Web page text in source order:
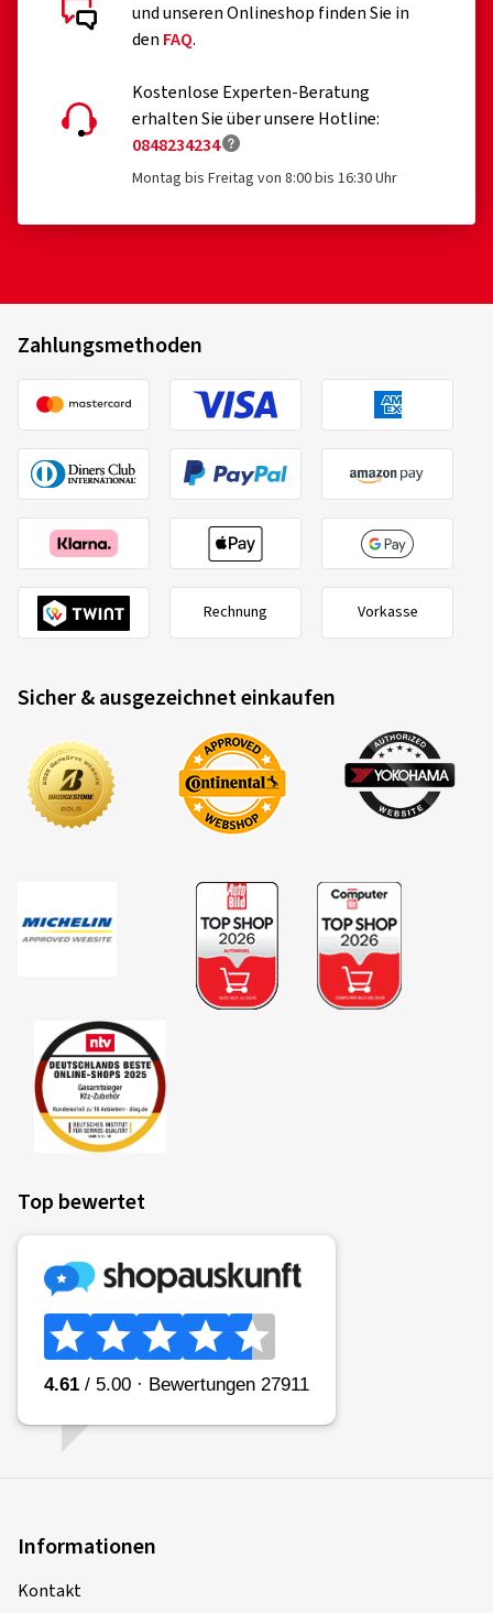
und unseren Onlineshop finden Sie in
den FAQ.
Kostenlose Experten-Beratung
erhalten Sie über unsere Hotline:
0848234234
Montag bis Freitag von 8:00 bis 16:30 Uhr
Zahlungsmethoden
Rechnung Vorkasse
Sicher & ausgezeichnet einkaufen
Top bewertet
Informationen
Kontakt